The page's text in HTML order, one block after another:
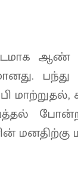
ஆண்
போன்ற
மனதிற்கு